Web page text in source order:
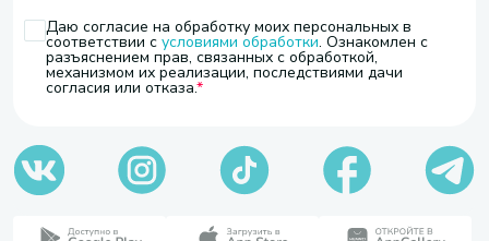
Даю согласие на обработку моих персональных в
соответствии с условиями обработки. Ознакомлен с
разъяснением прав, связанных с обработкой,
механизмом их реализации, последствиями дачи
согласия или отказа.